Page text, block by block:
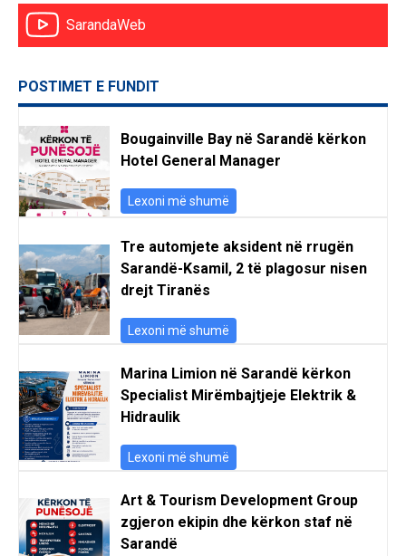
SarandaWeb
POSTIMET E FUNDIT
Bougainville Bay në Sarandë kërkon
Hotel General Manager
Lexoni më shumë
Tre automjete aksident në rrugën
Sarandë-Ksamil, 2 të plagosur nisen
drejt Tiranës
Lexoni më shumë
Marina Limion në Sarandë kërkon
Specialist Mirëmbajtjeje Elektrik &
Hidraulik
Lexoni më shumë
Art & Tourism Development Group
zgjeron ekipin dhe kërkon staf në
Sarandë